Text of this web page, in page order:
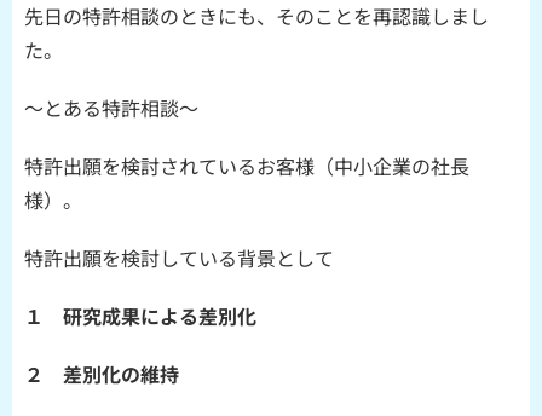
先日の特許相談のときにも、そのことを再認識しまし
た。
～とある特許相談～
特許出願を検討されているお客様（中小企業の社長
様）。
特許出願を検討している背景として
１ 研究成果による差別化
２ 差別化の維持